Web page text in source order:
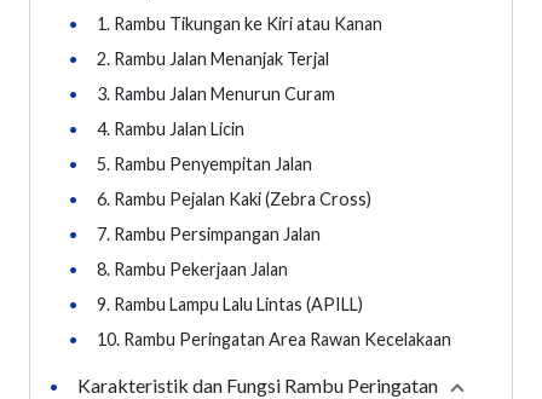
•
1. Rambu Tikungan ke Kiri atau Kanan
•
2. Rambu Jalan Menanjak Terjal
•
3. Rambu Jalan Menurun Curam
•
4. Rambu Jalan Licin
•
5. Rambu Penyempitan Jalan
•
6. Rambu Pejalan Kaki (Zebra Cross)
•
7. Rambu Persimpangan Jalan
•
8. Rambu Pekerjaan Jalan
•
9. Rambu Lampu Lalu Lintas (APILL)
•
10. Rambu Peringatan Area Rawan Kecelakaan
• Karakteristik dan Fungsi Rambu Peringatan Collapse